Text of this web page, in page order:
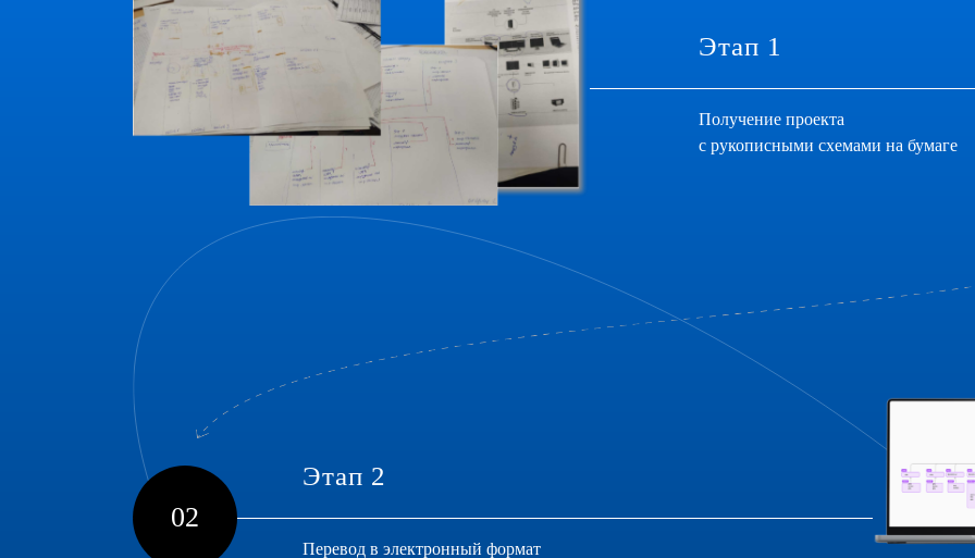
Этап 1
Получение проекта
с рукописными схемами на бумаге
Этап 2
02
Перевод в электронный формат